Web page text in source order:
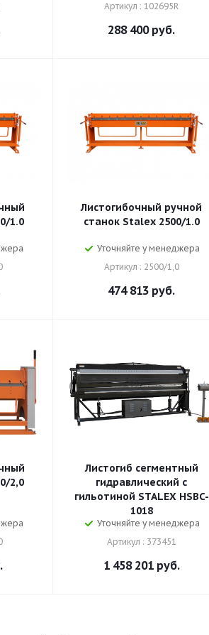
Артикул : 102695R
288 400руб.
1.0
Листогибочный ручной
станок Stalex 2500/1.0
Уточняйте у менеджера
Артикул : 2500/1,0
474 813 руб.
2,0
Листогиб сегментный
гидравлический с
гильотиной STALEX HSBC-
1018
Уточняйте у менеджера
Артикул : 373451
1 458 201руб.